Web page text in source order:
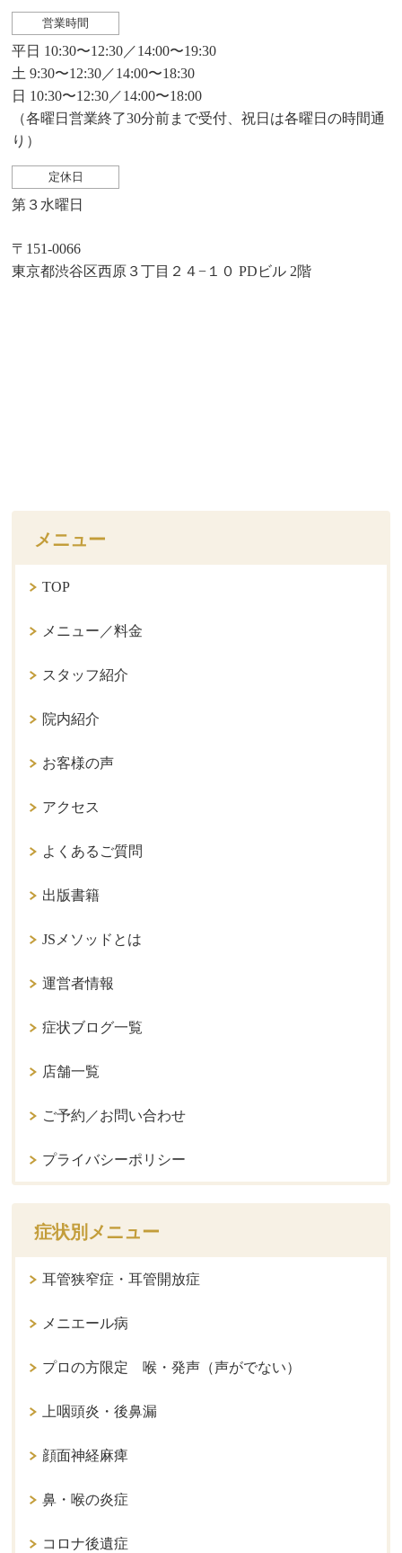
営業時間
平日 10:30〜12:30／14:00〜19:30
土 9:30〜12:30／14:00〜18:30
日 10:30〜12:30／14:00〜18:00
（各曜日営業終了30分前まで受付、祝日は各曜日の時間通
り）
定休日
第３水曜日
〒151-0066
東京都渋谷区西原３丁目２４−１０ PDビル 2階
メニュー
TOP
メニュー／料金
スタッフ紹介
院内紹介
お客様の声
アクセス
よくあるご質問
出版書籍
JSメソッドとは
運営者情報
症状ブログ一覧
店舗一覧
ご予約／お問い合わせ
プライバシーポリシー
症状別メニュー
耳管狭窄症・耳管開放症
メニエール病
プロの方限定 喉・発声（声がでない）
上咽頭炎・後鼻漏
顔面神経麻痺
鼻・喉の炎症
コロナ後遺症